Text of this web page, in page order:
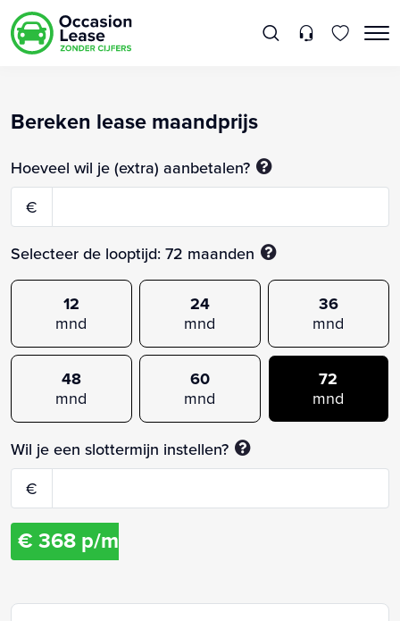
Bereken lease maandprijs
Hoeveel wil je (extra) aanbetalen?
€
Selecteer de looptijd: 72 maanden
12
mnd
24
mnd
36
mnd
48
mnd
60
mnd
72
mnd
Wil je een slottermijn instellen?
€
€ 368 p/m